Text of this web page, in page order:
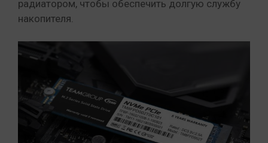
радиатором, чтобы обеспечить долгую службу
накопителя.